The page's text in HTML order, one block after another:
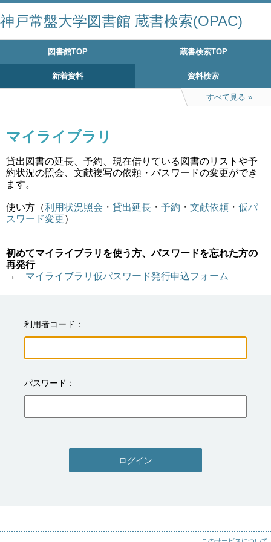
神戸常盤大学図書館 蔵書検索(OPAC)
図書館TOP 蔵書検索TOP
新着資料 資料検索
すべて見る
マイライブラリ
貸出図書の延長、予約、現在借りている図書のリストや予
約状況の照会、文献複写の依頼・パスワードの変更ができ
ます。
使い方（利用状況照会 ・ 貸出延長 ・ 予約 ・ 文献依頼 ・ 仮パ
スワード変更）
初めてマイライブラリを使う方、パスワードを忘れた方の
再発行
→ マイライブラリ仮パスワード発行申込フォーム
利用者コード
パスワード
ログイン